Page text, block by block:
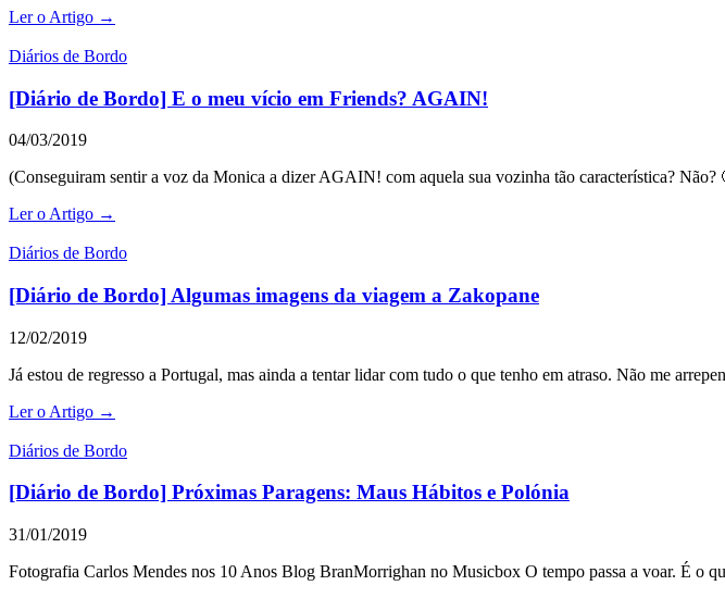
Ler o Artigo →
Diários de Bordo
[Diário de Bordo] E o meu vício em Friends? AGAIN!
04/03/2019
(Conseguiram sentir a voz da Monica a dizer AGAIN! com aquela sua vozinha tão característica?
Ler o Artigo →
Diários de Bordo
[Diário de Bordo] Algumas imagens da viagem a Zakopane
12/02/2019
Já estou de regresso a Portugal, mas ainda a tentar lidar com tudo o que tenho em atraso. Não me
Ler o Artigo →
Diários de Bordo
[Diário de Bordo] Próximas Paragens: Maus Hábitos e Polónia
31/01/2019
Fotografia Carlos Mendes nos 10 Anos Blog BranMorrighan no Musicbox O tempo passa a voar. É o